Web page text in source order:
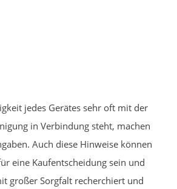
jedes Gerätes sehr oft mit der
in Verbindung steht, machen
Auch diese Hinweise können
eine Kaufentscheidung sein und
großer Sorgfalt recherchiert und